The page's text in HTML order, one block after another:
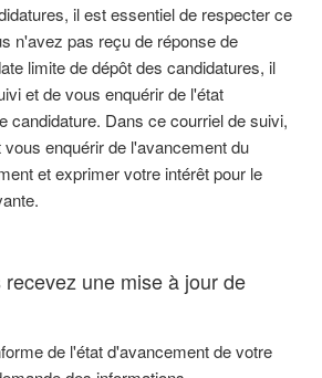
il est essentiel de respecter ce
n'avez pas reçu de réponse de
limite de dépôt des candidatures, il
et de vous enquérir de l'état
candidature. Dans ce courriel de suivi,
enquérir de l'avancement du
et exprimer votre intérêt pour le
une mise à jour de
de l'état d'avancement de votre